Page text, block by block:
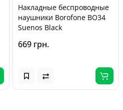
Накладные беспроводные
наушники Borofone BO34
Suenos Black
669 грн.